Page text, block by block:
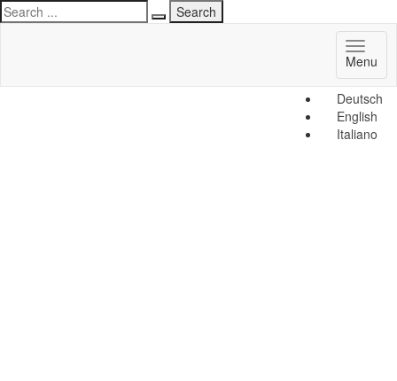
Deutsch
English
Italiano
Menu